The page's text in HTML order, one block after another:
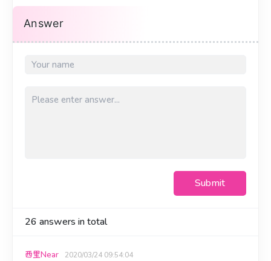
Answer
Submit
26 answers in total
西里Near 2020/03/24 09:54:04